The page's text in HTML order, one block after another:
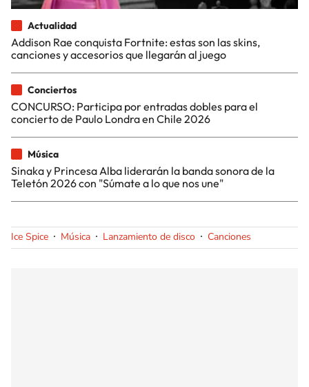
Actualidad
Addison Rae conquista Fortnite: estas son las skins,
canciones y accesorios que llegarán al juego
Conciertos
CONCURSO: Participa por entradas dobles para el
concierto de Paulo Londra en Chile 2026
Música
Sinaka y Princesa Alba liderarán la banda sonora de la
Teletón 2026 con "Súmate a lo que nos une"
Ice Spice Música Lanzamiento de disco Canciones